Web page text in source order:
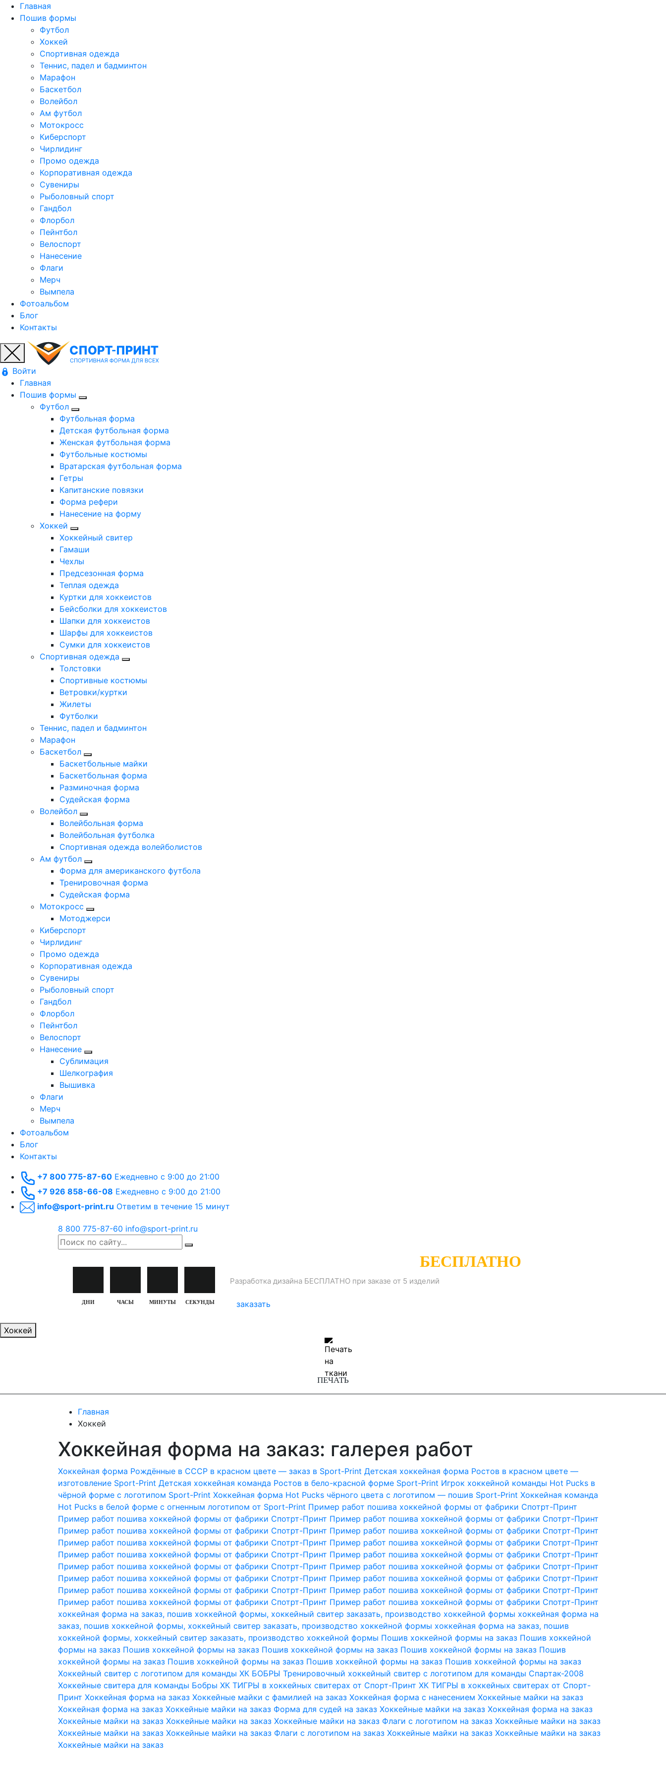
Главная
Пошив формы
Футбол
Хоккей
Спортивная одежда
Теннис, падел и бадминтон
Марафон
Баскетбол
Волейбол
Ам футбол
Мотокросс
Киберспорт
Чирлидинг
Промо одежда
Корпоративная одежда
Сувениры
Рыболовный спорт
Гандбол
Флорбол
Пейнтбол
Велоспорт
Нанесение
Флаги
Мерч
Вымпела
Фотоальбом
Блог
Контакты
Войти
Главная
Пошив формы
Футбол
Футбольная форма
Детская футбольная форма
Женская футбольная форма
Футбольные костюмы
Вратарская футбольная форма
Гетры
Капитанские повязки
Форма рефери
Нанесение на форму
Хоккей
Хоккейный свитер
Гамаши
Чехлы
Предсезонная форма
Теплая одежда
Куртки для хоккеистов
Бейсболки для хоккеистов
Шапки для хоккеистов
Шарфы для хоккеистов
Сумки для хоккеистов
Спортивная одежда
Толстовки
Спортивные костюмы
Ветровки/куртки
Жилеты
Футболки
Теннис, падел и бадминтон
Марафон
Баскетбол
Баскетбольные майки
Баскетбольная форма
Разминочная форма
Судейская форма
Волейбол
Волейбольная форма
Волейбольная футболка
Спортивная одежда волейболистов
Ам футбол
Форма для американского футбола
Тренировочная форма
Судейская форма
Мотокросс
Мотоджерси
Киберспорт
Чирлидинг
Промо одежда
Корпоративная одежда
Сувениры
Рыболовный спорт
Гандбол
Флорбол
Пейнтбол
Велоспорт
Нанесение
Сублимация
Шелкография
Вышивка
Флаги
Мерч
Вымпела
Фотоальбом
Блог
Контакты
+7 800 775-87-60 Ежедневно с 9:00 до 21:00
+7 926 858-66-08 Ежедневно с 9:00 до 21:00
info@sport-print.ru Ответим в течение 15 минут
8 800 775-87-60 info@sport-print.ru
ДНИ ЧАСЫ МИНУТЫ СЕКУНДЫ
БЕСПЛАТНО
Разработка дизайна БЕСПЛАТНО при заказе от 5 изделий
заказать
Хоккей
ПЕЧАТЬ
ФЛАГИ
БЕЙСБОЛ
НАНЕСЕНИЕ
ПРОМО
Главная
Хоккей
Хоккейная форма на заказ: галерея работ
Хоккейная форма Рождённые в СССР в красном цвете — заказ в Sport-Print Детская хоккейная форма Ростов в красном цвете —
изготовление Sport-Print Детская хоккейная команда Ростов в бело-красной форме Sport-Print Игрок хоккейной команды Hot Pucks в
чёрной форме с логотипом Sport-Print Хоккейная форма Hot Pucks чёрного цвета с логотипом — пошив Sport-Print Хоккейная команда
Hot Pucks в белой форме с огненным логотипом от Sport-Print Пример работ пошива хоккейной формы от фабрики Спотрт-Принт
Пример работ пошива хоккейной формы от фабрики Спотрт-Принт Пример работ пошива хоккейной формы от фабрики Спотрт-Принт
Пример работ пошива хоккейной формы от фабрики Спотрт-Принт Пример работ пошива хоккейной формы от фабрики Спотрт-Принт
Пример работ пошива хоккейной формы от фабрики Спотрт-Принт Пример работ пошива хоккейной формы от фабрики Спотрт-Принт
Пример работ пошива хоккейной формы от фабрики Спотрт-Принт Пример работ пошива хоккейной формы от фабрики Спотрт-Принт
Пример работ пошива хоккейной формы от фабрики Спотрт-Принт Пример работ пошива хоккейной формы от фабрики Спотрт-Принт
Пример работ пошива хоккейной формы от фабрики Спотрт-Принт Пример работ пошива хоккейной формы от фабрики Спотрт-Принт
Пример работ пошива хоккейной формы от фабрики Спотрт-Принт Пример работ пошива хоккейной формы от фабрики Спотрт-Принт
Пример работ пошива хоккейной формы от фабрики Спотрт-Принт Пример работ пошива хоккейной формы от фабрики Спотрт-Принт
хоккейная форма на заказ, пошив хоккейной формы, хоккейный свитер заказать, производство хоккейной формы хоккейная форма на
заказ, пошив хоккейной формы, хоккейный свитер заказать, производство хоккейной формы хоккейная форма на заказ, пошив
хоккейной формы, хоккейный свитер заказать, производство хоккейной формы Пошив хоккейной формы на заказ Пошив хоккейной
формы на заказ Пошив хоккейной формы на заказ Пошив хоккейной формы на заказ Пошив хоккейной формы на заказ Пошив
хоккейной формы на заказ Пошив хоккейной формы на заказ Пошив хоккейной формы на заказ Пошив хоккейной формы на заказ
Хоккейный свитер с логотипом для команды ХК БОБРЫ Тренировочный хоккейный свитер с логотипом для команды Спартак-2008
Хоккейные свитера для команды Бобры ХК ТИГРЫ в хоккейных свитерах от Спорт-Принт ХК ТИГРЫ в хоккейных свитерах от Спорт-
Принт Хоккейная форма на заказ Хоккейные майки с фамилией на заказ Хоккейная форма с нанесением Хоккейные майки на заказ
Хоккейная форма на заказ Хоккейные майки на заказ Форма для судей на заказ Хоккейные майки на заказ Хоккейная форма на заказ
Хоккейные майки на заказ Хоккейные майки на заказ Хоккейные майки на заказ Флаги с логотипом на заказ Хоккейные майки на заказ
Хоккейные майки на заказ Хоккейные майки на заказ Флаги с логотипом на заказ Хоккейные майки на заказ Хоккейные майки на заказ
Хоккейные майки на заказ